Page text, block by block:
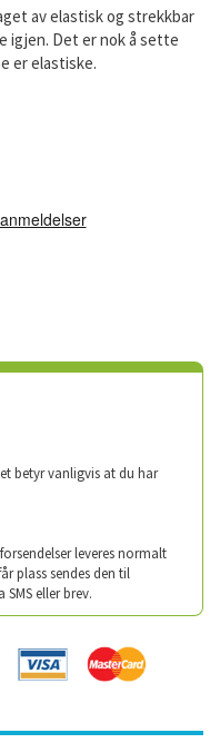
av elastisk og strekkbar
igjen. Det er nok å sette
er elastiske.
betyr vanligvis at du har
leveres normalt
plass sendes den til
eller brev.